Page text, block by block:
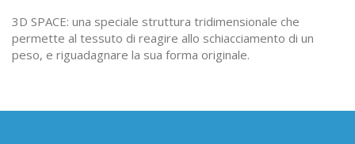
3D SPACE: una speciale struttura tridimensionale che
permette al tessuto di reagire allo schiacciamento di un
peso, e riguadagnare la sua forma originale.